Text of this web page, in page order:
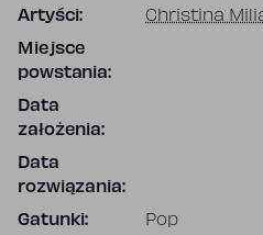
Artyści: Christina
Miejsce
powstania:
Data
założenia:
Data
rozwiązania:
Gatunki: Pop